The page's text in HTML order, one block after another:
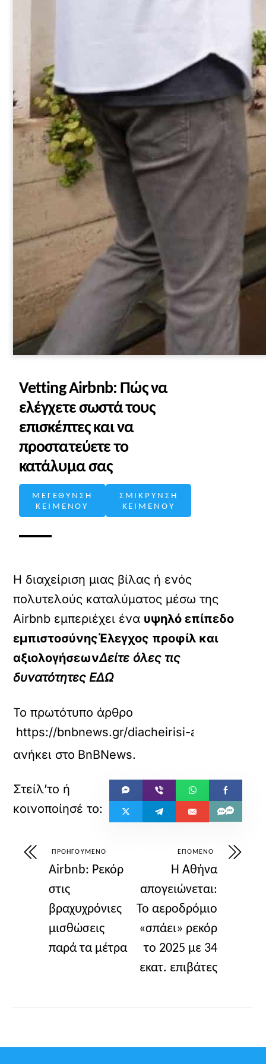
Vetting Airbnb: Πώς να
ελέγχετε σωστά τους
επισκέπτες και να
προστατεύετε το
κατάλυμα σας
ΜΕΓΕΘΥΝΣΗ
ΚΕΙΜΕΝΟΥ
ΣΜΙΚΡΥΝΣΗ
ΚΕΙΜΕΝΟΥ
Η διαχείριση μιας βίλας ή ενός
πολυτελούς καταλύματος μέσω της
Airbnb εμπεριέχει ένα υψηλό επίπεδο
εμπιστοσύνηςΈλεγχος προφίλ και
αξιολογήσεωνΔείτε όλες τις
δυνατότητεςΕΔΩ
Το πρωτότυπο άρθρο
https://bnbnews.gr/diacheirisi-akiniton/
ανήκει στο BnBNews.
ΠΡΟΗΓΟΎΜΕΝΟ
Airbnb: Ρεκόρ
στις
βραχυχρόνιες
μισθώσεις
παρά τα μέτρα
ΕΠΌΜΕΝΟ
Η Αθήνα
απογειώνεται:
Το αεροδρόμιο
«σπάει» ρεκόρ
το 2025 με 34
εκατ. επιβάτες